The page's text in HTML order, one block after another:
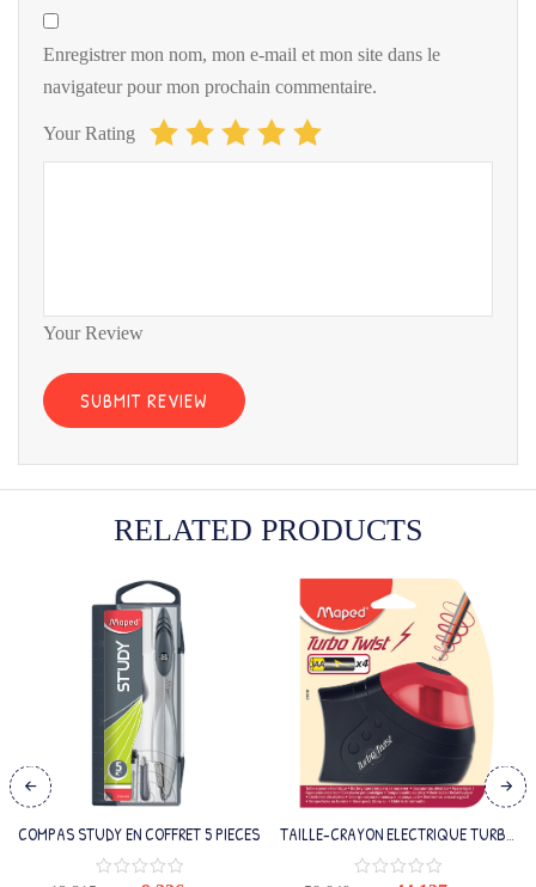
Enregistrer mon nom, mon e-mail et mon site dans le
navigateur pour mon prochain commentaire.
Your Rating
Your Review
RELATED PRODUCTS
COMPAS STUDY EN COFFRET 5 PIECES
TAILLE-CRAYON ELECTRIQUE TURBO
TWIST